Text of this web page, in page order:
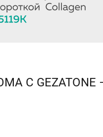
С GEZATONE